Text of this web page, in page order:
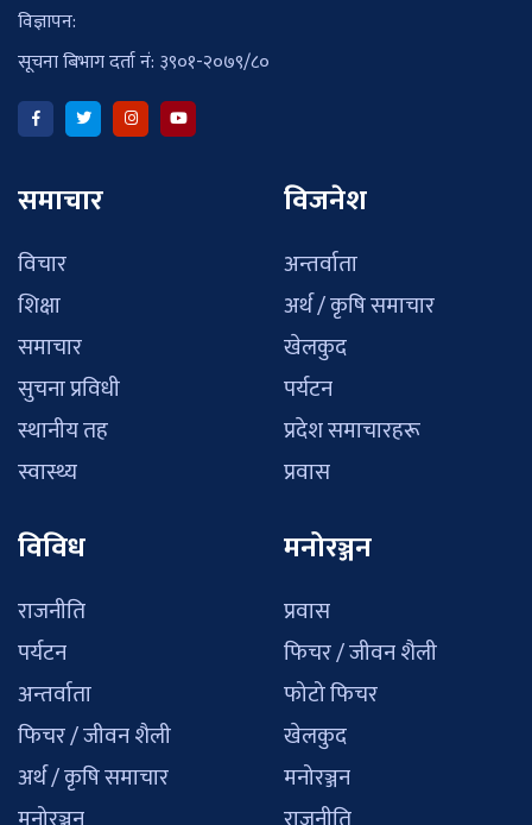
विज्ञापन:
सूचना बिभाग दर्ता नं: ३९०१-२०७९/८०
समाचार
विचार
शिक्षा
समाचार
सुचना प्रविधी
स्थानीय तह
स्वास्थ्य
विजनेश
अन्तर्वाता
अर्थ / कृषि समाचार
खेलकुद
पर्यटन
प्रदेश समाचारहरू
प्रवास
विविध
राजनीति
पर्यटन
अन्तर्वाता
फिचर / जीवन शैली
अर्थ / कृषि समाचार
मनोरञ्जन
प्रवास
फिचर / जीवन शैली
फोटो फिचर
खेलकुद
मनोरञ्जन